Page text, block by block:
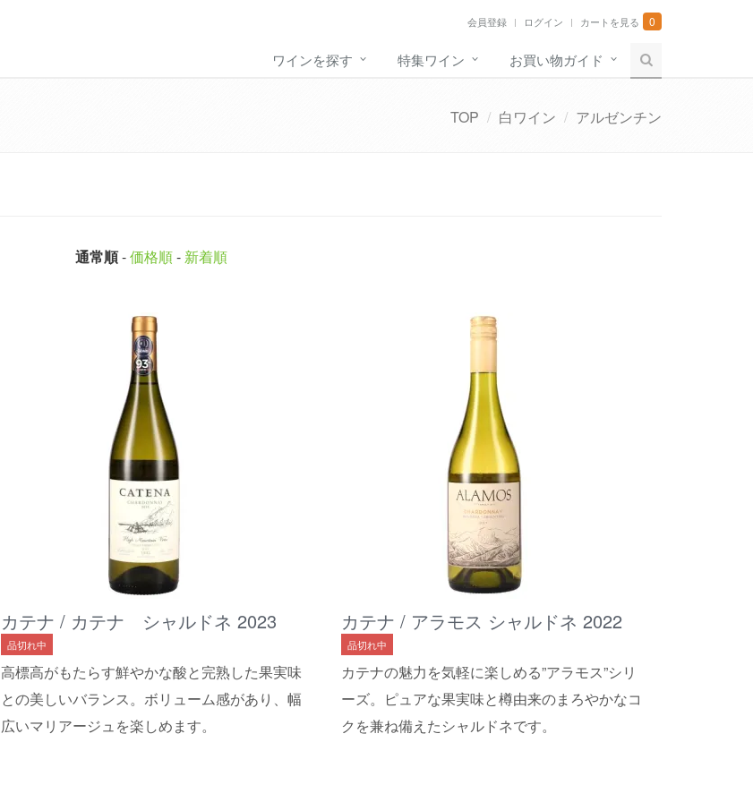
会員登録 ログイン カートを見る 0
ワインを探す 特集ワイン お買い物ガイド
TOP 白ワイン アルゼンチン
通常順-価格順- 新着順
カテナ / カテナ シャルドネ 2023
品切れ中
高標高がもたらす鮮やかな酸と完熟した果実味
との美しいバランス。ボリューム感があり、幅
広いマリアージュを楽しめます。
カテナ / アラモス シャルドネ 2022
品切れ中
カテナの魅力を気軽に楽しめる”アラモス”シリ
ーズ。ピュアな果実味と樽由来のまろやかなコ
クを兼ね備えたシャルドネです。